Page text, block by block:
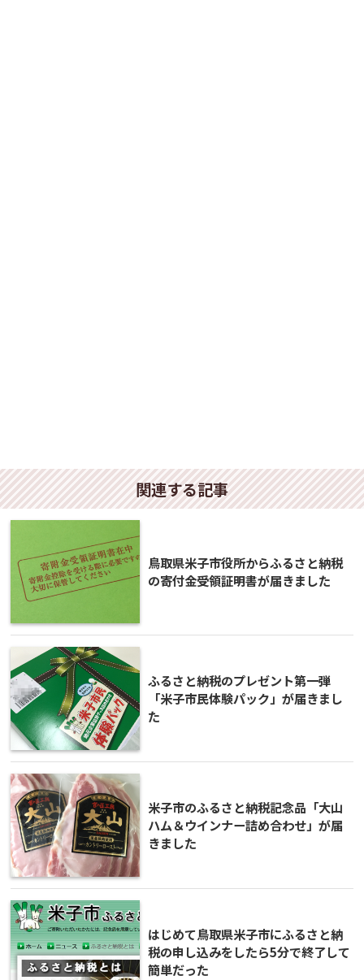
関連する記事
鳥取県米子市役所からふるさと納税
の寄付金受領証明書が届きました
ふるさと納税のプレゼント第一弾
「米子市民体験パック」が届きまし
た
米子市のふるさと納税記念品「大山
ハム＆ウインナー詰め合わせ」が届
きました
はじめて鳥取県米子市にふるさと納
税の申し込みをしたら5分で終了して
簡単だった